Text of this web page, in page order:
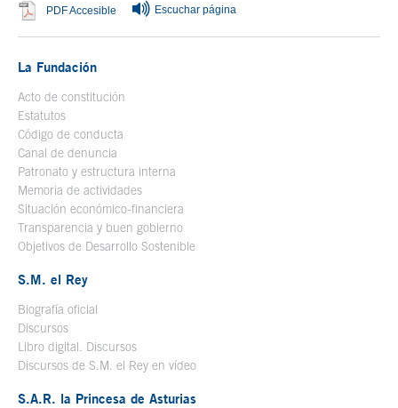
PDF Accesible Se abre en ventana nueva
Escuchar página
La Fundación
Acto de constitución
Estatutos
Código de conducta
Canal de denuncia
Patronato y estructura interna
Memoria de actividades
Situación económico-financiera
Transparencia y buen gobierno
Objetivos de Desarrollo Sostenible
S.M. el Rey
Biografía oficial
Discursos
Libro digital. Discursos
Discursos de S.M. el Rey en vídeo
S.A.R. la Princesa de Asturias